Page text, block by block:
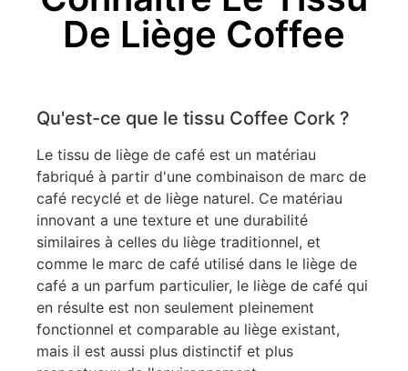
De Liège Coffee
Qu'est-ce que le tissu Coffee Cork ?
Le tissu de liège de café est un matériau
fabriqué à partir d'une combinaison de marc de
café recyclé et de liège naturel. Ce matériau
innovant a une texture et une durabilité
similaires à celles du liège traditionnel, et
comme le marc de café utilisé dans le liège de
café a un parfum particulier, le liège de café qui
en résulte est non seulement pleinement
fonctionnel et comparable au liège existant,
mais il est aussi plus distinctif et plus